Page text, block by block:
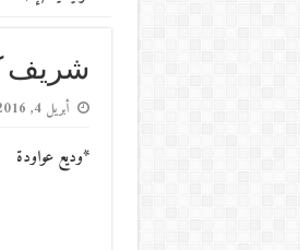
شريف
أبريل 4, 2016
*وديع عواودة